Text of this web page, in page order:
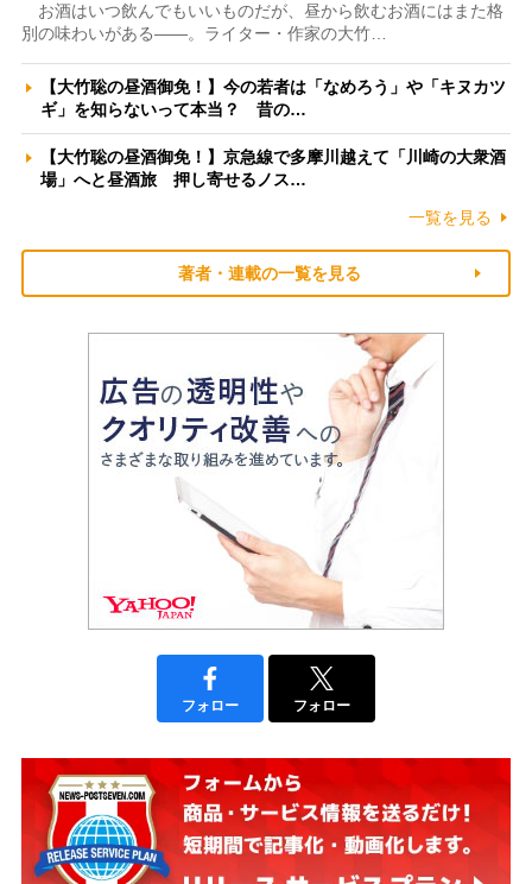
お酒はいつ飲んでもいいものだが、昼から飲むお酒にはまた格
別の味わいがある――。ライター・作家の大竹…
【大竹聡の昼酒御免！】今の若者は「なめろう」や「キヌカツ
ギ」を知らないって本当？ 昔の…
【大竹聡の昼酒御免！】京急線で多摩川越えて「川崎の大衆酒
場」へと昼酒旅 押し寄せるノス…
一覧を見る
著者・連載の一覧を見る
フォロー フォロー